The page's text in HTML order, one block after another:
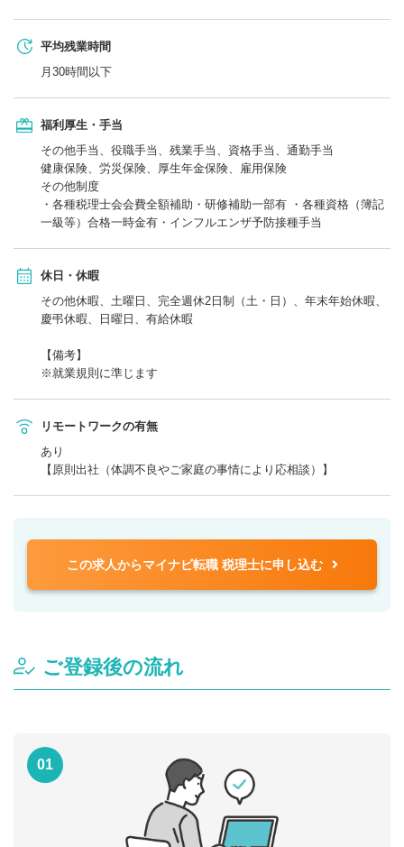
平均残業時間
月30時間以下
福利厚生・手当
その他手当、役職手当、残業手当、資格手当、通勤手当
健康保険、労災保険、厚生年金保険、雇用保険
その他制度
・各種税理士会会費全額補助・研修補助一部有 ・各種資格（簿記
一級等）合格一時金有・インフルエンザ予防接種手当
休日・休暇
その他休暇、土曜日、完全週休2日制（土・日）、年末年始休暇、
慶弔休暇、日曜日、有給休暇
【備考】
※就業規則に準じます
リモートワークの有無
あり
【原則出社（体調不良やご家庭の事情により応相談）】
この求人からマイナビ転職 税理士に申し込む
ご登録後の流れ
01